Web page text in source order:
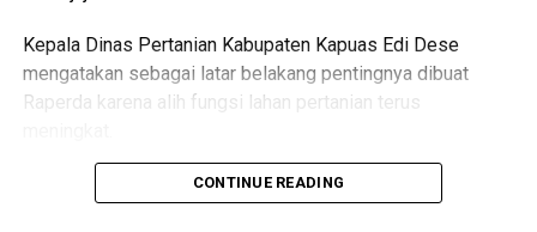
Messenger 0 Twitter/X 0
Kepala Dinas Pertanian Kabupaten Kapuas Edi Dese
mengatakan sebagai latar belakang pentingnya dibuat
Raperda karena alih fungsi lahan pertanian terus
“Penyusunan Raperda sebagai dasar perlindungan lahan
CONTINUE READING